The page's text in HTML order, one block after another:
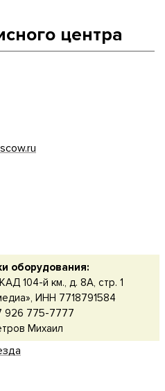
центра
оборудования:
104-й км., д. 8А, стр. 1
ИНН 7718791584
926 775-7777
Михаил